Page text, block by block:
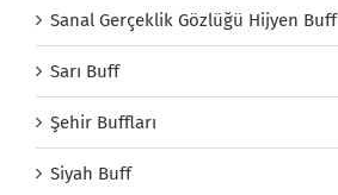
Sanal Gerçeklik Gözlüğü Hijyen Buff
Sarı Buff
Şehir Buffları
Siyah Buff